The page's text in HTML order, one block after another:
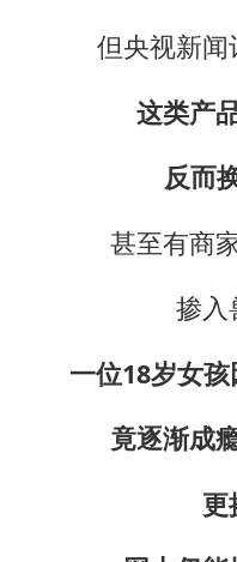
但央视新
这类产
反而
甚至有商
掺入
一位18岁女
竟逐渐成
更